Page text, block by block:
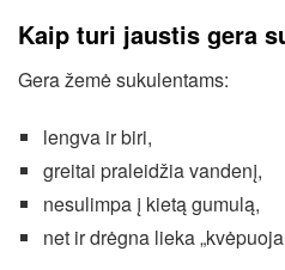
Kaip turi jaustis gera
Gera žemė sukulentams:
lengva ir biri,
greitai praleidžia vandenį,
nesulimpa į kietą gumulą,
net ir drėgna lieka